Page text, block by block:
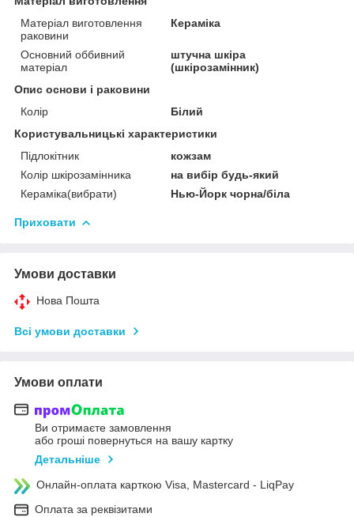
Матеріал виготовлення
раковини
Кераміка
Основний оббивний
матеріал
штучна шкіра
(шкірозамінник)
Опис основи і раковини
Колір
Білий
Користувальницькі характеристики
Підлокітник
кожзам
Колір шкірозамінника
на вибір будь-який
Кераміка(вибрати)
Нью-Йорк чорна/біла
Приховати
Умови доставки
Нова Пошта
Всі умови доставки
Умови оплати
Ви отримаєте замовлення
або гроші повернуться на вашу картку
Детальніше
Онлайн-оплата карткою Visa, Mastercard - LiqPay
Оплата за реквізитами